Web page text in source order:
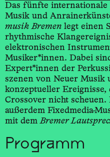
Das fünfte
Musik und
musik Bremen legt einen
rhythmische
elektro­nischen
Musiker*innen. Dabei
Expert*innen der
szenen von Neuer
konzeptueller Ereignisse,
Crossover nicht
außerdem Fixedmedia-­
mit demBremer
Programm